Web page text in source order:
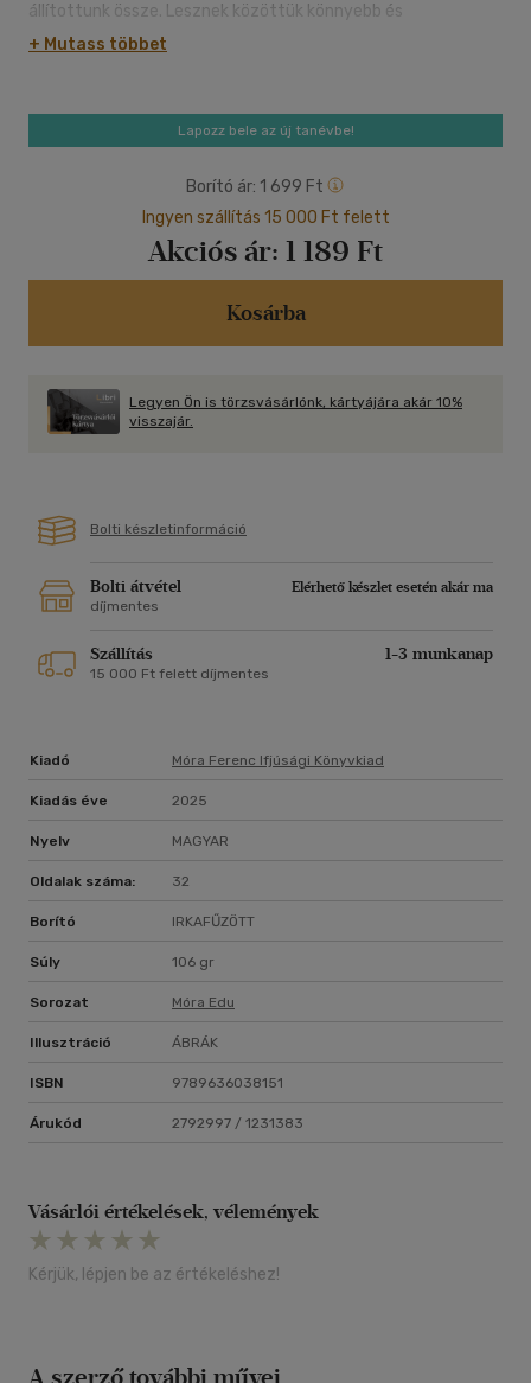
állítottunk össze. Lesznek közöttük könnyebb és
gondolkodtatóbb, nehezebb feladatok is.
Bízunk benne, hogy megkedveled ezt a gyakorlófüzetet, és
+ Mutass többet
Lapozz bele az új tanévbe!
Borító ár: 1 699 Ft
Ingyen szállítás 15 000 Ft felett
Akciós ár: 1 189 Ft
Kosárba
Legyen Ön is törzsvásárlónk, kártyájára akár 10%
visszajár.
Bolti készletinformáció
Bolti átvétel
Elérhető készlet esetén akár ma
díjmentes
Szállítás 1-3 munkanap
15 000 Ft felett díjmentes
Kiadó Móra Ferenc Ifjúsági Könyvkiad
Kiadás éve 2025
Nyelv MAGYAR
Oldalak száma: 32
Borító IRKAFŰZÖTT
Súly 106 gr
Sorozat Móra Edu
Illusztráció ÁBRÁK
ISBN 9789636038151
Árukód 2792997 / 1231383
Vásárlói értékelések, vélemények
Kérjük, lépjen be az értékeléshez!